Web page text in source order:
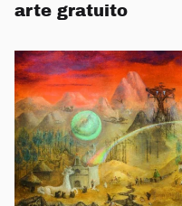
arte gratuito